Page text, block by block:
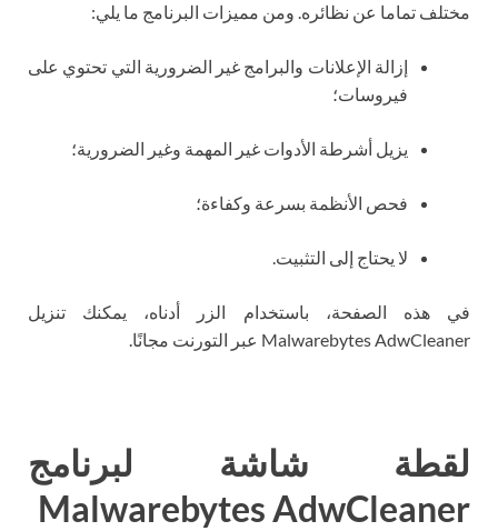
مختلف تماما عن نظائره. ومن مميزات البرنامج ما يلي:
إزالة الإعلانات والبرامج غير الضرورية التي تحتوي على
فيروسات؛
يزيل أشرطة الأدوات غير المهمة وغير الضرورية؛
فحص الأنظمة بسرعة وكفاءة؛
لا يحتاج إلى التثبيت.
في هذه الصفحة، باستخدام الزر أدناه، يمكنك تنزيل
Malwarebytes AdwCleaner عبر التورنت مجانًا.
لقطة شاشة لبرنامج
Malwarebytes AdwCleaner